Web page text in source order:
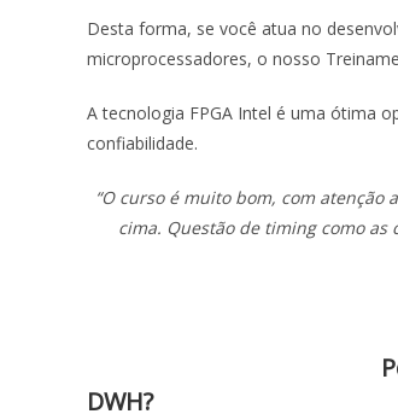
Desta forma, se você atua no
microprocessadores, o nosso
A tecnologia FPGA Intel é uma ótima
confiabilidade.
“O curso é muito bom, com
cima. Questão de timing como
DWH?